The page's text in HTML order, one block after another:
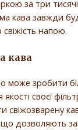
за три
кава завжди
напою.
кава
може зробити
своєї
свіжозварену
що дозволяють